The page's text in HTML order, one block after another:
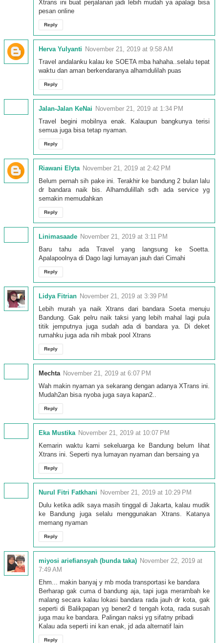
Xtrans ini buat perjalanan jadi lebih mudah ya apalagi bisa
pesan online
Reply
Herva Yulyanti November 21, 2019 at 9:58 AM
Travel andalanku kalau ke SOETA mba hahaha..selalu tepat
waktu dan aman berkendaranya alhamdulilah puas
Reply
Jalan-Jalan KeNai November 21, 2019 at 1:34 PM
Travel begini mobilnya enak. Kalaupun bangkunya terisi
semua juga bisa tetap nyaman.
Reply
Riawani Elyta November 21, 2019 at 2:42 PM
Belum pernah sih pake ini. Terakhir ke bandung 2 bulan lalu
dr bandara naik bis. Alhamdulillah sdh ada service yg
semakin memudahkan
Reply
Linimasaade November 21, 2019 at 3:11 PM
Baru tahu ada Travel yang langsung ke Soetta.
Apalapoolnya di Dago lagi lumayan jauh dari Cimahi
Reply
Lidya Fitrian November 21, 2019 at 3:39 PM
Lebih murah ya naik Xtrans dari bandara Soeta menuju
Bandung. Gak pelru naik taksi yang lebih mahal lagi pula
titik jemputnya juga sudah ada di bandara ya. Di deket
rumahku juga ada nih mbak pool Xtrans
Reply
Mechta November 21, 2019 at 6:07 PM
Wah makin nyaman ya sekarang dengan adanya XTrans ini.
Mudah2an bisa nyoba juga saya kapan2..
Reply
Eka Mustika November 21, 2019 at 10:07 PM
Kemarin waktu kami sekeluarga ke Bandung belum lihat
Xtrans ini. Seperti nya lumayan nyaman dan bersaing ya
Reply
Nurul Fitri Fatkhani November 21, 2019 at 10:29 PM
Dulu ketika adik saya masih tinggal di Jakarta, kalau mudik
ke Bandung juga selalu menggunakan Xtrans. Katanya
memang nyaman
Reply
miyosi ariefiansyah (bunda taka) November 22, 2019 at
7:49 AM
Ehm... makin banyaj y mb moda transportasi ke bandara
Berharap gak cuma d bandung aja, tapi juga merambah ke
malang secara kalau lokasi bandara rada jauh dr kota, gak
seperti di Balikpapan yg bener2 d tengah kota, rada susah
juga mau ke bandara. Palingan naksi yg sifatny pribadi
Kalau ada seperti ini kan enak, jd ada alternatif lain
Reply